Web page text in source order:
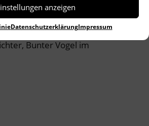
anzeigen
DatenschutzerklärungImpressum
– Pop und Volkslied sind doch
verwandt als gedacht….
Bunter Vogel im